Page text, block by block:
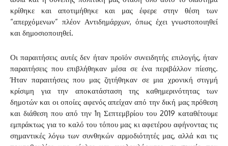
κρίθηκε και αποτιμήθηκε και μας έφερε στην θέση των
“απερχόμενων” πλέον Αντιδημάρχων, όπως έχει γνωστοποιηθεί
και δημοσιοποιηθεί.
Οι παραιτήσεις αυτές δεν ήταν προϊόν συνειδητής επιλογής, ήταν
παραιτήσεις που επιβλήθηκαν μέσα σε ένα περιβάλλον πίεσης.
Ήταν παραιτήσεις που μας ζητήθηκαν σε μια χρονική στιγμή
κρίσιμη για την αποκατάσταση της καθημερινότητας των
δημοτών και οι οποίες αφενός απείχαν από την δική μας πρόθεση
και διάθεση που από την 1η Σεπτεμβρίου του 2019 καταθέτουμε
εμπράκτως για το καλό του τόπου μας κι αφετέρου αφήνοντας τις
σημαντικές λόγω των συνθηκών αρμοδιότητές μας, αλλά και τις